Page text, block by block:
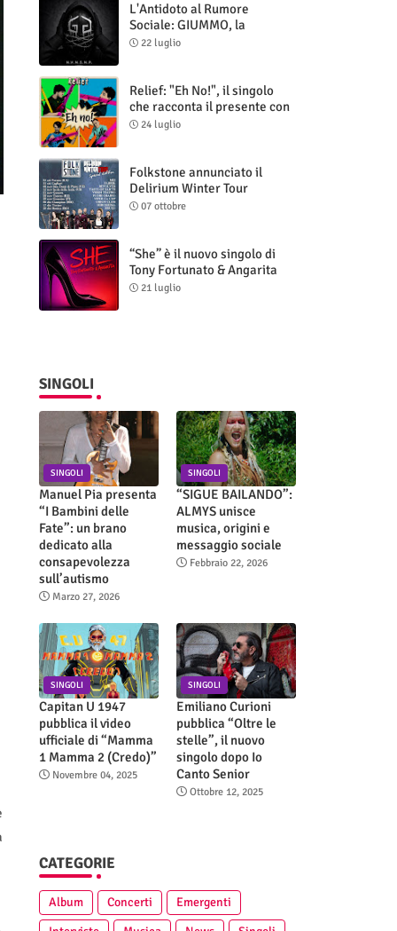
L'Antidoto al Rumore
Sociale: GIUMMO, la
Maschera e la Cruda Verità
22 luglio
Relief: "Eh No!", il singolo
che racconta il presente con
ironia e autenticità
24 luglio
Folkstone annunciato il
Delirium Winter Tour
(Special Edition)
07 ottobre
“She” è il nuovo singolo di
Tony Fortunato & Angarita
21 luglio
SINGOLI
SINGOLI
Manuel Pia presenta
“I Bambini delle
Fate”: un brano
dedicato alla
consapevolezza
sull’autismo
Marzo 27, 2026
SINGOLI
“SIGUE BAILANDO”:
ALMYS unisce
musica, origini e
messaggio sociale
Febbraio 22, 2026
SINGOLI
Capitan U 1947
pubblica il video
ufficiale di “Mamma
1 Mamma 2 (Credo)”
Novembre 04, 2025
SINGOLI
Emiliano Curioni
pubblica “Oltre le
stelle”, il nuovo
singolo dopo Io
Canto Senior
Ottobre 12, 2025
CATEGORIE
Album Concerti
Emergenti